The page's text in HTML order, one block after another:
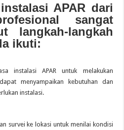
APAR dari
sangat
langkah-langkah
ikuti:
instalasi APAR untuk melakukan
menyampaikan kebutuhan dan
instalasi.
survei ke lokasi untuk menilai kondisi